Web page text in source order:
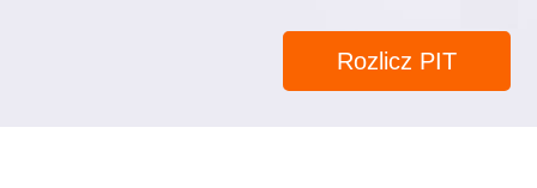
Rozlicz PIT